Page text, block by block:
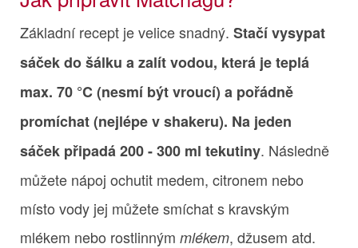
Základní recept je velice snadný. Stačí vysypat
sáček do šálku a zalít vodou, která je teplá
max. 70 °C (nesmí být vroucí) a pořádně
promíchat (nejlépe v shakeru). Na jeden
sáček připadá 200 - 300 ml tekutiny. Následně
můžete nápoj ochutit medem, citronem nebo
místo vody jej můžete smíchat s kravským
mlékem nebo rostlinným mlékem, džusem atd.